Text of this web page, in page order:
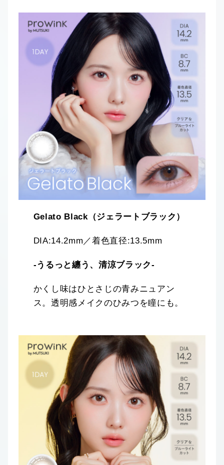
Gelato Black（ジェラートブラック）
DIA:14.2mm／着色直径:13.5mm
‐うるっと纏う、清涼ブラック‐
かくし味はひとさじの青みニュアン
ス。透明感メイクのひみつを瞳にも。